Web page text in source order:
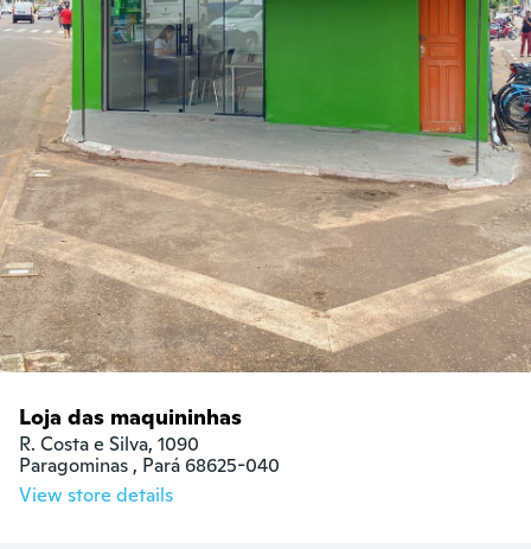
Loja das maquininhas
R. Costa e Silva, 1090
Paragominas , Pará 68625-040
View store details